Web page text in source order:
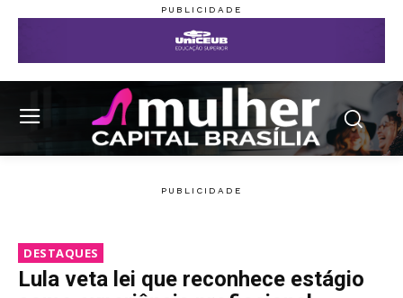
DESTAQUES
Lula veta lei que reconhece estágio